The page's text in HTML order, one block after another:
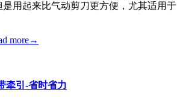
是用起来比气动剪刀更方便，尤其适用于
more→
牵引-省时省力